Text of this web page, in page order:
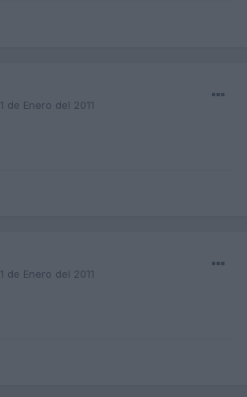
de Enero del 2011
de Enero del 2011